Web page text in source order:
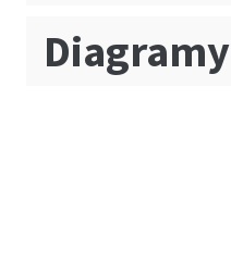
Diagramy